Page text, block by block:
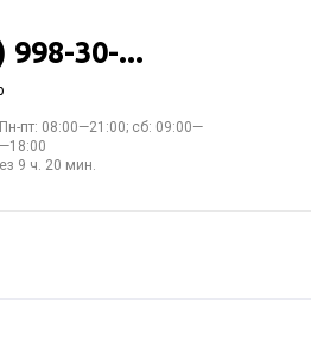
998-30-...
пт: 08:00—21:00; сб: 09:00—
9 ч. 20 мин.